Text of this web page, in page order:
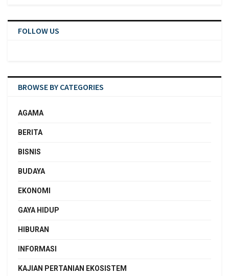
FOLLOW US
BROWSE BY CATEGORIES
AGAMA
BERITA
BISNIS
BUDAYA
EKONOMI
GAYA HIDUP
HIBURAN
INFORMASI
KAJIAN PERTANIAN EKOSISTEM